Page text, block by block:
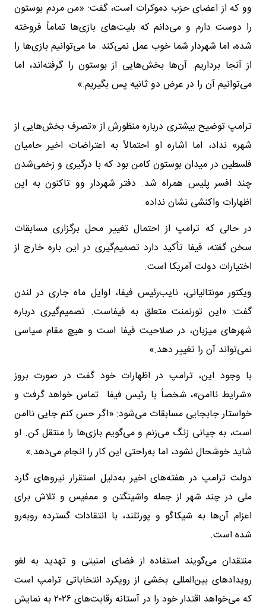
وو که از اعضای حزب دموکرات است، گفت: «من مردم بوستون
را دوست دارم و می‌دانم که بلیت‌های بازی‌ها تماماً فروخته
شده، اما شهردار شما خوب عمل نمی‌کند. ما می‌توانیم بازی‌ها را
از آنجا برداریم. آن‌ها بخش‌هایی از بوستون را گرفته‌اند، اما
می‌توانیم آن را در عرض دو ثانیه پس بگیریم.»
ترامپ توضیح بیشتری درباره منظورش از «تصرف بخش‌هایی از
شهر» نداد، اما اشاره او احتمالاً به اعتراضات اخیر حامیان
فلسطین در میدان بوستون کامن بود که با درگیری و زخمی‌شدن
چند افسر پلیس همراه شد. دفتر شهردار وو تاکنون به این
اظهارات واکنشی نشان نداده.
در حالی که ترامپ از احتمال تغییر محل برگزاری مسابقات
سخن گفته، فیفا تأکید دارد تصمیم‌گیری در این باره خارج از
اختیارات دولت آمریکا است.
ویکتور مونتالیانی، نایب‌رئیس فیفا، اوایل ماه جاری در لندن
گفت: «این تورنمنت متعلق به فیفاست. تصمیم‌گیری درباره
شهرهای میزبان، در صلاحیت فیفا است و هیچ مقام سیاسی
نمی‌تواند آن را تغییر دهد.»
با وجود این، ترامپ در اظهارات خود گفت در صورت بروز
«شرایط ناامن»، شخصاً با رئیس فیفا تماس خواهد گرفت و
خواستار جابجایی مسابقات می‌شود: «اگر حس کنم جایی ناامن
است، به جیانی زنگ می‌زنم و می‌گویم بازی‌ها را منتقل کن. او
شاید خوشحال نشود، اما به‌راحتی این کار را انجام می‌دهد.»
دولت ترامپ در هفته‌های اخیر به‌دلیل استقرار نیروهای گارد
ملی در چند شهر از جمله واشینگتن و ممفیس و تلاش برای
اعزام آن‌ها به شیکاگو و پورتلند، با انتقادات گسترده روبه‌رو
شده است.
منتقدان می‌گویند استفاده از فضای امنیتی و تهدید به لغو
رویدادهای بین‌المللی بخشی از رویکرد انتخاباتی ترامپ است
که می‌خواهد اقتدار خود را در آستانه رقابت‌های ۲۰۲۶ به نمایش